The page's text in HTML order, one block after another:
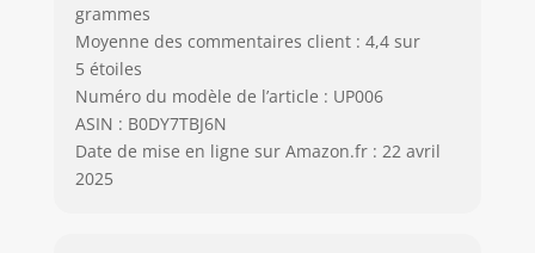
de vue, répondant
de tournage. De
caractéristiques de
grammes
Moyenne des commentaires client : 4,4 sur
5 étoiles
Numéro du modèle de l’article : UP006
ASIN : B0DY7TBJ6N
Date de mise en ligne sur Amazon.fr : 22 avril
2025